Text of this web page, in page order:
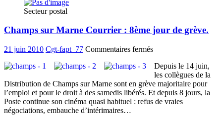
de
intensive
Secteur postal
Champs sur Marne Courrier : 8ème jour de grève.
21 juin 2010 Cgt-fapt_77 Commentaires ferméssur
sur
Marne
Courrier
:
8ème
Depuis le 14 juin,
les collègues de la
Distribution de Champs sur Marne sont en grève majoritaire pour
l’emploi et pour le droit à des samedis libérés. Et depuis 8 jours, la
Poste continue son cinéma quasi habituel : refus de vraies
négociations, embauche d’intérimaires…